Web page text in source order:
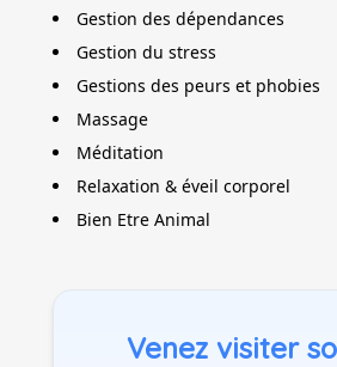
Gestion des dépendances
Gestion du stress
Gestions des peurs et phobies
Massage
Méditation
Relaxation & éveil corporel
Bien Etre Animal
Venez visiter